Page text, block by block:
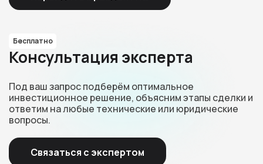
Бесплатно
Консультация эксперта
Под ваш запрос подберём оптимальное
инвестиционное решение, объясним этапы сделки и
ответим на любые технические или юридические
вопросы.
Связаться с экспертом